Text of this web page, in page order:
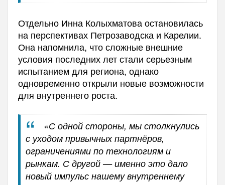
Отдельно Инна Колыхматова остановилась
на перспективах Петрозаводска и Карелии.
Она напомнила, что сложные внешние
условия последних лет стали серьезным
испытанием для региона, однако
одновременно открыли новые возможности
для внутреннего роста.
«С одной стороны, мы столкнулись
с уходом привычных партнёров,
ограничениями по технологиям и
рынкам. С другой — именно это дало
новый импульс нашему внутреннему